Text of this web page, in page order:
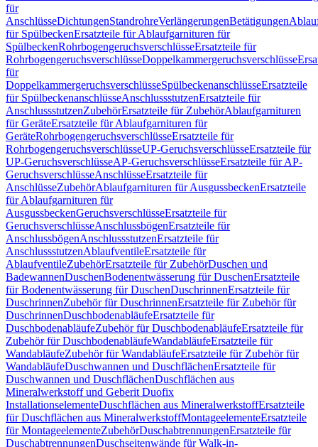
für
AnschlüsseDichtungenStandrohreVerlängerungenBetätigungen
für SpülbeckenErsatzteile für Ablaufgarnituren für
SpülbeckenRohrbogengeruchsverschlüsseErsatzteile für
RohrbogengeruchsverschlüsseDoppelkammergeruchsverschlüsse
für
DoppelkammergeruchsverschlüsseSpülbeckenanschlüsseErsatzteile
für SpülbeckenanschlüsseAnschlussstutzenErsatzteile für
AnschlussstutzenZubehörErsatzteile für ZubehörAblaufgarnituren
für GeräteErsatzteile für Ablaufgarnituren für
GeräteRohrbogengeruchsverschlüsseErsatzteile für
RohrbogengeruchsverschlüsseUP-GeruchsverschlüsseErsatzteile für
UP-GeruchsverschlüsseAP-GeruchsverschlüsseErsatzteile für AP-
GeruchsverschlüsseAnschlüsseErsatzteile für
AnschlüsseZubehörAblaufgarnituren für AusgussbeckenErsatzteile
für Ablaufgarnituren für
AusgussbeckenGeruchsverschlüsseErsatzteile für
GeruchsverschlüsseAnschlussbögenErsatzteile für
AnschlussbögenAnschlussstutzenErsatzteile für
AnschlussstutzenAblaufventileErsatzteile für
AblaufventileZubehörErsatzteile für ZubehörDuschen und
BadewannenDuschenBodenentwässerung für DuschenErsatzteile
für Bodenentwässerung für DuschenDuschrinnenErsatzteile für
DuschrinnenZubehör für DuschrinnenErsatzteile für Zubehör für
DuschrinnenDuschbodenabläufeErsatzteile für
DuschbodenabläufeZubehör für DuschbodenabläufeErsatzteile für
Zubehör für DuschbodenabläufeWandabläufeErsatzteile für
WandabläufeZubehör für WandabläufeErsatzteile für Zubehör für
WandabläufeDuschwannen und DuschflächenErsatzteile für
Duschwannen und DuschflächenDuschflächen aus
Mineralwerkstoff und Geberit Duofix
InstallationselementeDuschflächen aus MineralwerkstoffErsatzteile
für Duschflächen aus MineralwerkstoffMontageelementeErsatzteile
für MontageelementeZubehörDuschabtrennungenErsatzteile für
DuschabtrennungenDuschseitenwände für Walk-in-